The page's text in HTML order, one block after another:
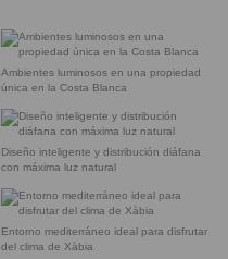
Ambientes luminosos en una propiedad
única en la Costa Blanca
Diseño inteligente y distribución diáfana
con máxima luz natural
Entorno mediterráneo ideal para disfrutar
del clima de Xàbia